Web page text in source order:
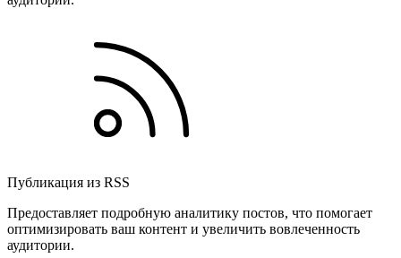
Публикация из RSS
Предоставляет подробную аналитику постов, что помогает
оптимизировать ваш контент и увеличить вовлеченность
аудитории.